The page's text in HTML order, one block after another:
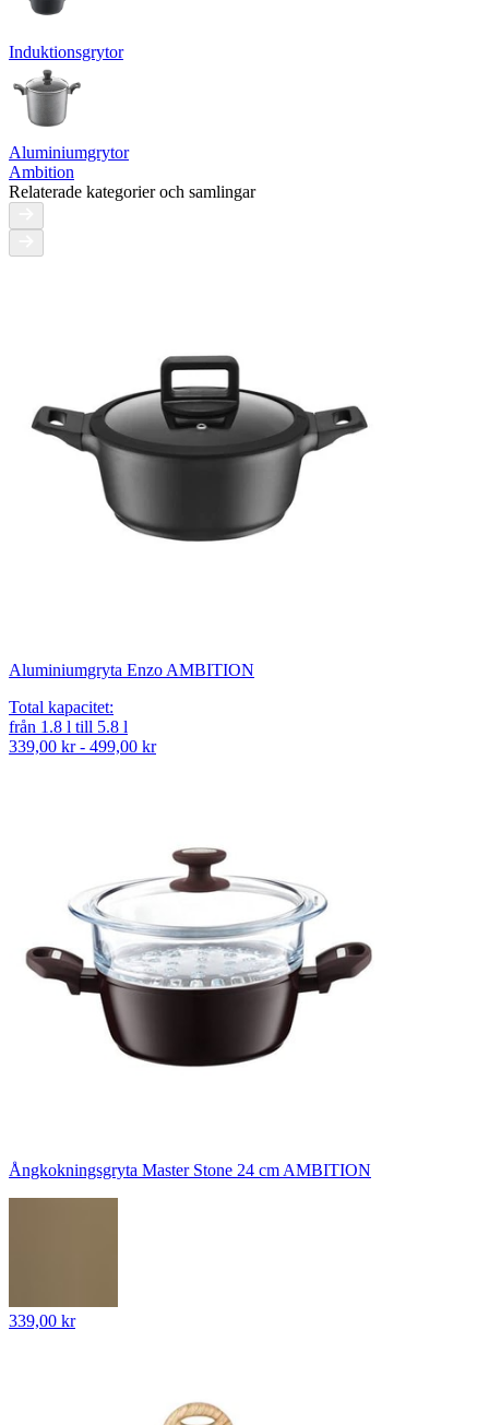
Induktionsgrytor
Aluminiumgrytor
Ambition
Relaterade kategorier och samlingar
Aluminiumgryta Enzo AMBITION
Total kapacitet:
från 1.8 l till 5.8 l
339,00 kr - 499,00 kr
Ångkokningsgryta Master Stone 24 cm AMBITION
339,00 kr